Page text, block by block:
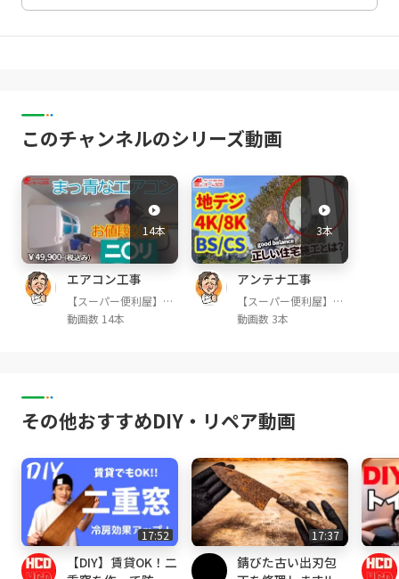
【今回の参考ビデオ】
ガス漏れ詐欺
https://youtu.be/1jP5FD9j77Y
https://youtu.be/AgEFtbd0Mgw
https://youtu.be/Pg8wbmZGDvI
少しでも必要な方へ情報が伝わりますように、
Goodボタンと
チャンネル登録もよろしくお願いします。^o^/
【当社動画サービス】YouTube
m/y4m7at6m
◆セキュリティーサービス再生リストhttps://
tinyurl.com/y5aoltml
◆アンテナ工事再生リストhttps://tinyurl.co
m/y4jgw25m
◆リフォーム再生リスト
https://tinyurl.co
このチャンネルのシリーズ動画
14本
エアコン工事
【スーパー便利屋】み
っく店長が行く!
動画数 14本
3本
アンテナ工事
【スーパー便利屋】み
っく店長が行く!
動画数 3本
その他おすすめDIY・リペア動画
17:52
【DIY】賃貸OK！二
17:37
錆びた古い出刃包